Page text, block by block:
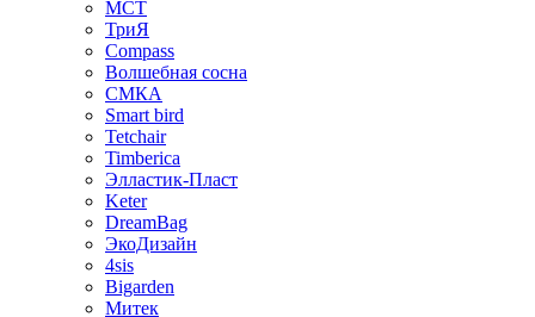
МСТ
ТриЯ
Compass
Волшебная сосна
СМКА
Smart bird
Tetchair
Timberica
Элластик-Пласт
Keter
DreamBag
ЭкоДизайн
4sis
Bigarden
Митек